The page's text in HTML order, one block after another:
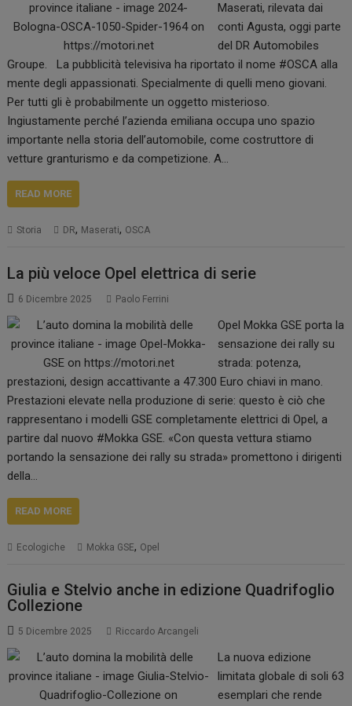
Maserati, rilevata dai
conti Agusta, oggi parte
del DR Automobiles
Groupe. La pubblicità televisiva ha riportato il nome #OSCA alla
mente degli appassionati. Specialmente di quelli meno giovani.
Per tutti gli è probabilmente un oggetto misterioso.
Ingiustamente perché l’azienda emiliana occupa uno spazio
importante nella storia dell’automobile, come costruttore di
vetture granturismo e da competizione. A…
READ MORE
Storia DR, Maserati, OSCA
La più veloce Opel elettrica di serie
6 Dicembre 2025 Paolo Ferrini
Opel Mokka GSE porta la
sensazione dei rally su
strada: potenza,
prestazioni, design accattivante a 47.300 Euro chiavi in mano.
Prestazioni elevate nella produzione di serie: questo è ciò che
rappresentano i modelli GSE completamente elettrici di Opel, a
partire dal nuovo #Mokka GSE. «Con questa vettura stiamo
portando la sensazione dei rally su strada» promettono i dirigenti
della…
READ MORE
Ecologiche Mokka GSE, Opel
Giulia e Stelvio anche in edizione Quadrifoglio
Collezione
5 Dicembre 2025 Riccardo Arcangeli
La nuova edizione
limitata globale di soli 63
esemplari che rende